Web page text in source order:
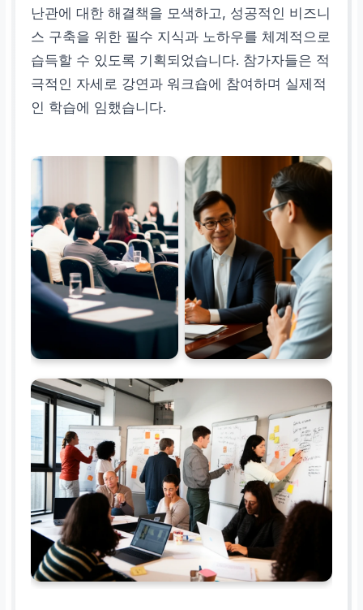
난관에 대한 해결책을 모색하고, 성공적인 비즈니
스 구축을 위한 필수 지식과 노하우를 체계적으로
습득할 수 있도록 기획되었습니다. 참가자들은 적
극적인 자세로 강연과 워크숍에 참여하며 실제적
인 학습에 임했습니다.